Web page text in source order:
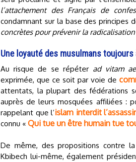
l’attachement des Français de
condamnant sur la base des principes
concrètes pour prévenir la radicalisation
Une loyauté des musulmans toujours
Au risque de se répéter ad vitam
exprimée, que ce soit par voie de
attentats, la plupart des fédérations
auprès de leurs mosquées affiliées :
rappelant que l’islam interdit
connu « Qui tue un être humain tue
De même, des propositions contre
Kbibech lui-même, également